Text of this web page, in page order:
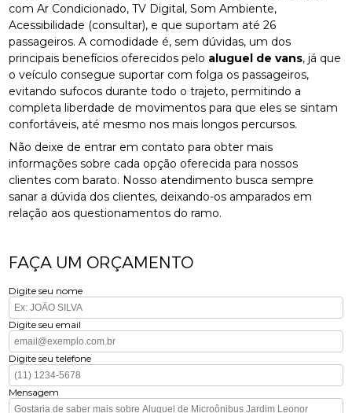
com Ar Condicionado, TV Digital, Som Ambiente,
Acessibilidade (consultar), e que suportam até 26
passageiros. A comodidade é, sem dúvidas, um dos
principais benefícios oferecidos pelo aluguel de vans, já que
o veículo consegue suportar com folga os passageiros,
evitando sufocos durante todo o trajeto, permitindo a
completa liberdade de movimentos para que eles se sintam
confortáveis, até mesmo nos mais longos percursos.
Não deixe de entrar em contato para obter mais
informações sobre cada opção oferecida para nossos
clientes com barato. Nosso atendimento busca sempre
sanar a dúvida dos clientes, deixando-os amparados em
relação aos questionamentos do ramo.
FAÇA UM ORÇAMENTO
Digite seu nome
Digite seu email
Digite seu telefone
Mensagem